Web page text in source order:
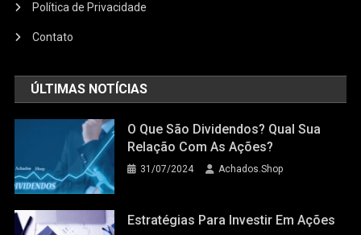
Política de Privacidade
Contato
ÚLTIMAS NOTÍCIAS
O Que São Dividendos? Qual Sua
Relação Com As Ações?
31/07/2024 Achados.Shop
Estratégias Para Investir Em Ações